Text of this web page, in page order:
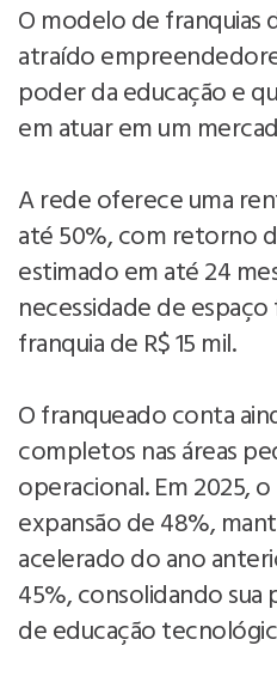
O modelo de franquias
atraído
poder da educação e
em atuar em um
A rede oferece uma
até 50%, com retorno
estimado em até 24
necessidade de
franquia de R$ 15 mil.
O franqueado conta
completos nas áreas
operacional. Em 2025,
expansão de 48%,
acelerado do ano
45%, consolidando
de educação